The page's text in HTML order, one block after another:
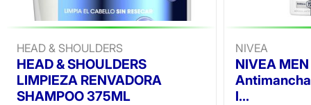
HEAD & SHOULDERS
HEAD & SHOULDERS
LIMPIEZA RENVADORA
SHAMPOO 375ML
NIVEA
NIVEA
I...